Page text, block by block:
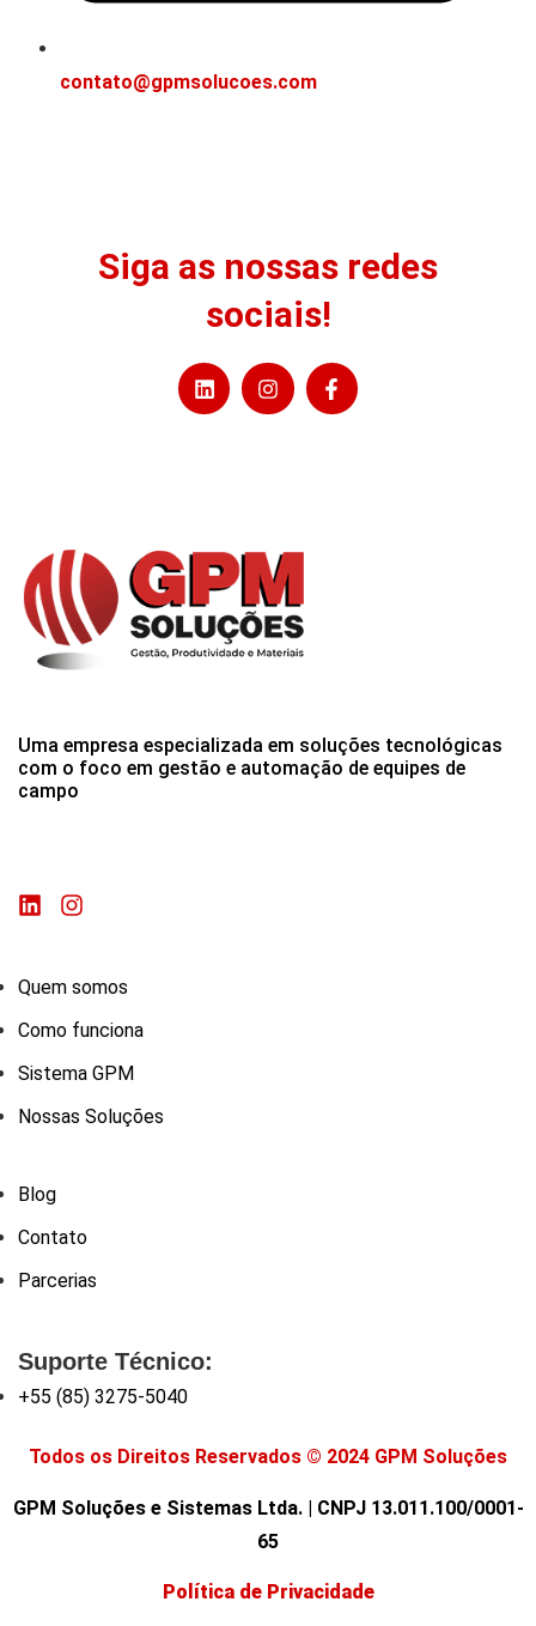
contato@gpmsolucoes.com
Siga as nossas redes
sociais!
Uma empresa especializada em soluções tecnológicas
com o foco em gestão e automação de equipes de
campo
Quem somos
Como funciona
Sistema GPM
Nossas Soluções
Blog
Contato
Parcerias
Suporte Técnico:
+55 (85) 3275-5040
Todos os Direitos Reservados © 2024 GPM Soluções
GPM Soluções e Sistemas Ltda. | CNPJ 13.011.100/0001-
65
Política de Privacidade